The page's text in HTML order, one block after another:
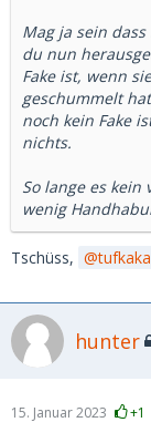
Mag ja sein
du nun
Fake ist, wenn
geschummelt
noch kein Fake
nichts.
So lange es
wenig
Tschüss,
hunter
15. Januar 2023 +1